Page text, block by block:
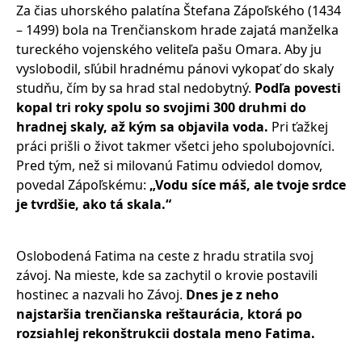
Za čias uhorského palatína Štefana Zápoľského (1434
– 1499) bola na Trenčianskom hrade zajatá manželka
tureckého vojenského veliteľa pašu Omara. Aby ju
vyslobodil, sľúbil hradnému pánovi vykopať do skaly
studňu, čím by sa hrad stal nedobytný. Podľa povesti
kopal tri roky spolu so svojimi 300 druhmi do
hradnej skaly, až kým sa objavila voda. Pri ťažkej
práci prišli o život takmer všetci jeho spolubojovníci.
Pred tým, než si milovanú Fatimu odviedol domov,
povedal Zápoľskému: „Vodu síce máš, ale tvoje srdce
je tvrdšie, ako tá skala.“
Oslobodená Fatima na ceste z hradu stratila svoj
závoj. Na mieste, kde sa zachytil o krovie postavili
hostinec a nazvali ho Závoj. Dnes je z neho
najstaršia trenčianska reštaurácia, ktorá po
rozsiahlej rekonštrukcii dostala meno Fatima.